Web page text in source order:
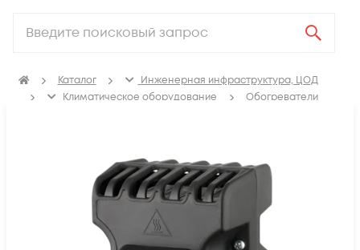
Каталог
Инженерная инфраструктура, ЦОД
Климатичeское оборудование
Обогреватели